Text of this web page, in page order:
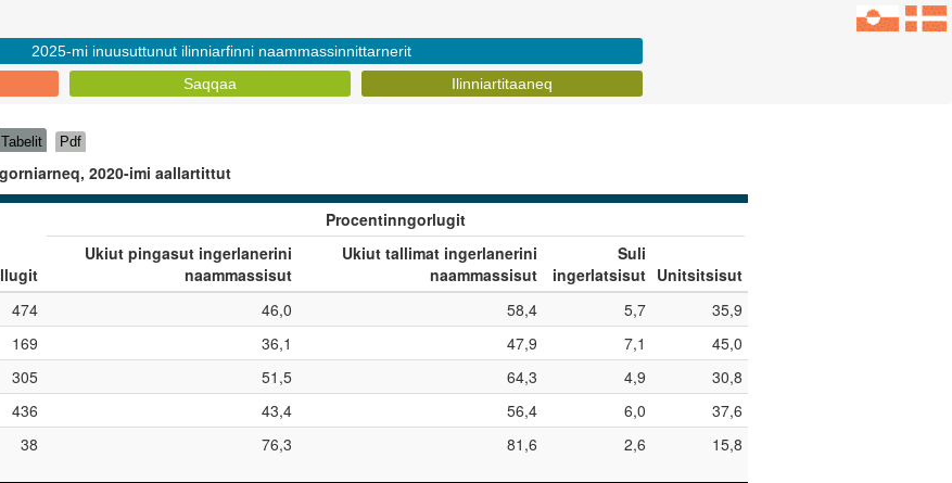
Saqqaa Ilinniartitaaneq
2025-mi inuusuttunut ilinniarfinni naammassinnittarnerit
Tabelit Pdf